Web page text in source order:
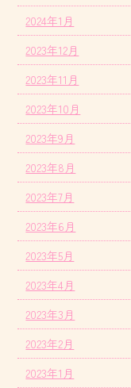
2024年1月
2023年12月
2023年11月
2023年10月
2023年9月
2023年8月
2023年7月
2023年6月
2023年5月
2023年4月
2023年3月
2023年2月
2023年1月